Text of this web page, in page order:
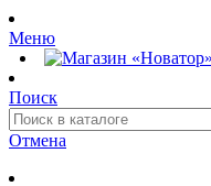
Меню
Поиск
Отмена